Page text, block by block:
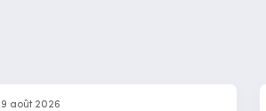
9 août 2026